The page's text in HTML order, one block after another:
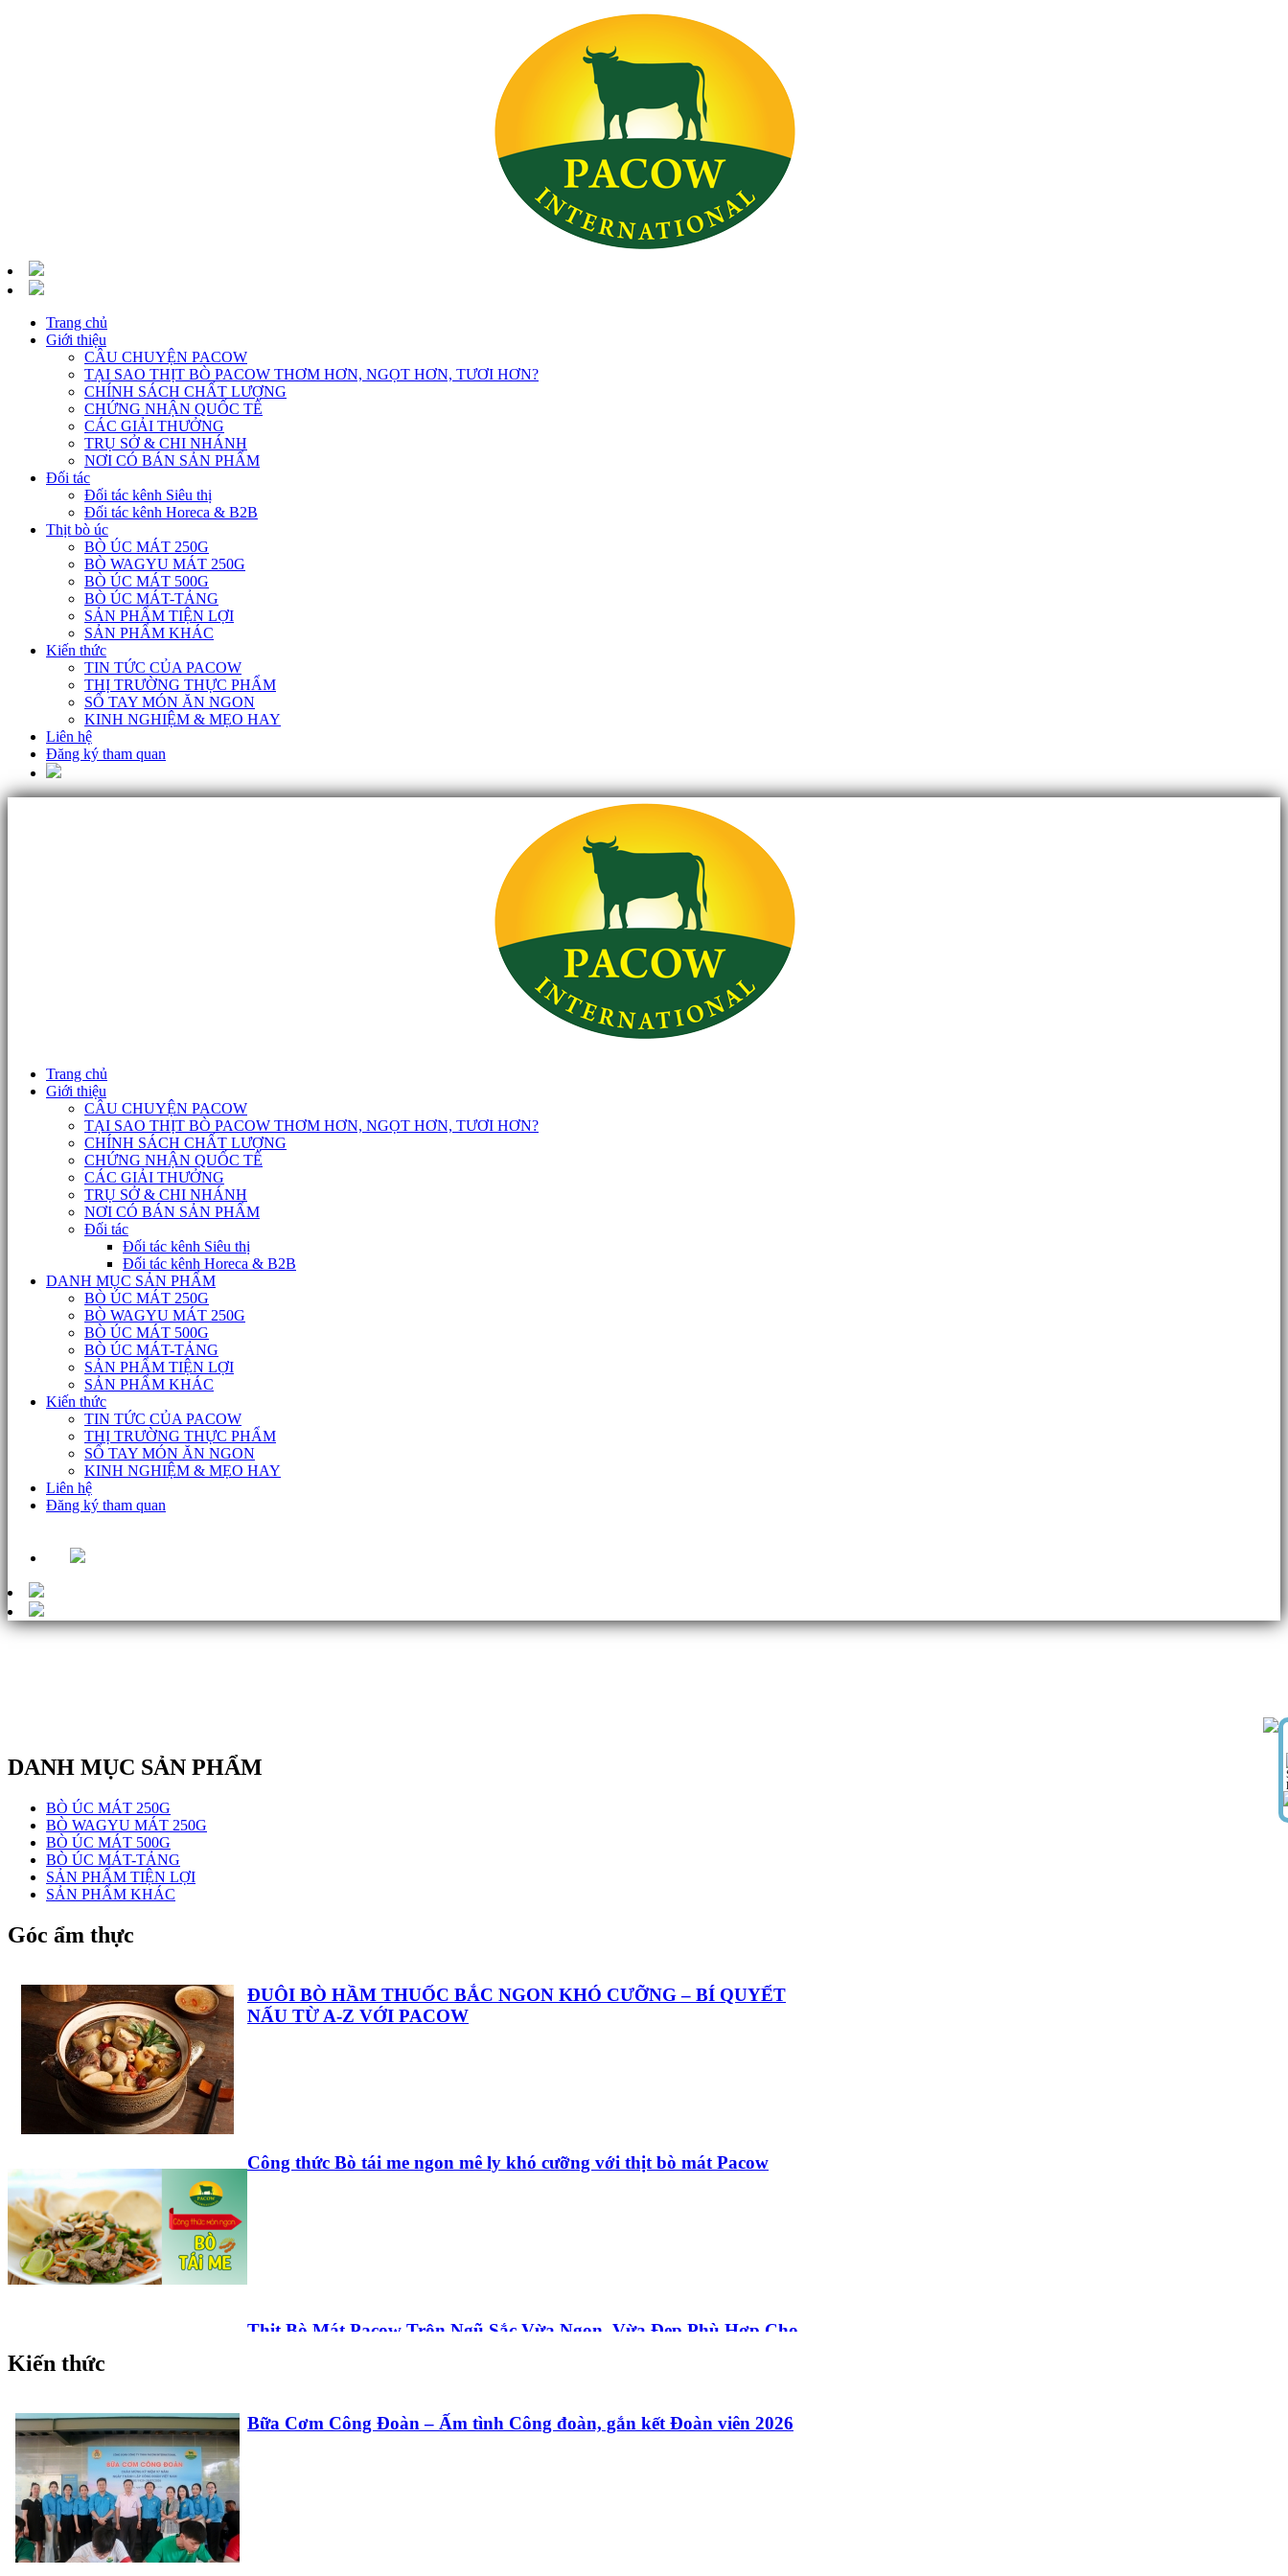
Trang chủ
Giới thiệu
CÂU CHUYỆN PACOW
TẠI SAO THỊT BÒ PACOW THƠM HƠN, NGỌT HƠN, TƯƠI HƠN?
CHÍNH SÁCH CHẤT LƯỢNG
CHỨNG NHẬN QUỐC TẾ
CÁC GIẢI THƯỞNG
TRỤ SỞ & CHI NHÁNH
NƠI CÓ BÁN SẢN PHẨM
Đối tác
Đối tác kênh Siêu thị
Đối tác kênh Horeca & B2B
Thịt bò úc
BÒ ÚC MÁT 250G
BÒ WAGYU MÁT 250G
BÒ ÚC MÁT 500G
BÒ ÚC MÁT-TẢNG
SẢN PHẨM TIỆN LỢI
SẢN PHẨM KHÁC
Kiến thức
TIN TỨC CỦA PACOW
THỊ TRƯỜNG THỰC PHẨM
SỔ TAY MÓN ĂN NGON
KINH NGHIỆM & MẸO HAY
Liên hệ
Đăng ký tham quan
Trang chủ
Giới thiệu
CÂU CHUYỆN PACOW
TẠI SAO THỊT BÒ PACOW THƠM HƠN, NGỌT HƠN, TƯƠI HƠN?
CHÍNH SÁCH CHẤT LƯỢNG
CHỨNG NHẬN QUỐC TẾ
CÁC GIẢI THƯỞNG
TRỤ SỞ & CHI NHÁNH
NƠI CÓ BÁN SẢN PHẨM
Đối tác
Đối tác kênh Siêu thị
Đối tác kênh Horeca & B2B
DANH MỤC SẢN PHẨM
BÒ ÚC MÁT 250G
BÒ WAGYU MÁT 250G
BÒ ÚC MÁT 500G
BÒ ÚC MÁT-TẢNG
SẢN PHẨM TIỆN LỢI
SẢN PHẨM KHÁC
Kiến thức
TIN TỨC CỦA PACOW
THỊ TRƯỜNG THỰC PHẨM
SỔ TAY MÓN ĂN NGON
KINH NGHIỆM & MẸO HAY
Liên hệ
Đăng ký tham quan
DANH MỤC SẢN PHẨM
BÒ ÚC MÁT 250G
BÒ WAGYU MÁT 250G
BÒ ÚC MÁT 500G
BÒ ÚC MÁT-TẢNG
SẢN PHẨM TIỆN LỢI
SẢN PHẨM KHÁC
Góc ẩm thực
ĐUÔI BÒ HẦM THUỐC BẮC NGON KHÓ CƯỠNG – BÍ QUYẾT
NẤU TỪ A-Z VỚI PACOW
Công thức Bò tái me ngon mê ly khó cưỡng với thịt bò mát Pacow
Thịt Bò Mát Pacow Trộn Ngũ Sắc Vừa Ngon, Vừa Đẹp Phù Hợp Cho
Kiến thức
Bữa Cơm Công Đoàn – Ấm tình Công đoàn, gắn kết Đoàn viên 2026